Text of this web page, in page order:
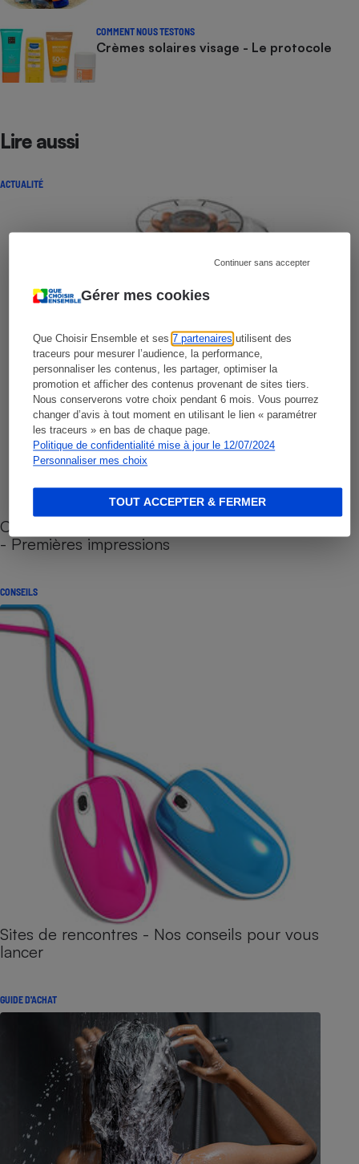
Gérer mes cookies
Que Choisir Ensemble et ses7 partenaires utilisent des
traceurs pour mesurer l’audience, la performance,
personnaliser les contenus, les partager, optimiser la
promotion et afficher des contenus provenant de sites tiers.
Nous conserverons votre choix pendant 6 mois. Vous pourrez
changer d’avis à tout moment en utilisant le lien « paramétrer
les traceurs » en bas de chaque page.
Politique de confidentialité mise à jour le 12/07/2024
Personnaliser mes choix
Continuer sans accepter
TOUT ACCEPTER & FERMER
COMMENT NOUS TESTONS
Crèmes solaires visage - Le protocole
Lire aussi
ACTUALITÉ
Cafetière à capsules zéro déchet CoffeeB (vidéo)
- Premières impressions
CONSEILS
Sites de rencontres - Nos conseils pour vous
lancer
GUIDE D'ACHAT